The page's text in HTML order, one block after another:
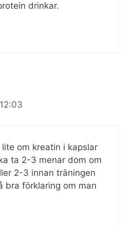
drinkar.
om kreatin i kapslar
ta 2-3 menar dom om
2-3 innan träningen
bra förklaring om man